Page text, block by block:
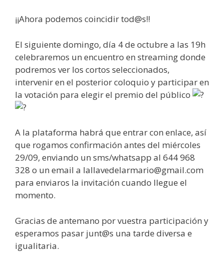
¡¡Ahora podemos coincidir tod@s!!
El siguiente domingo, día 4 de octubre a las 19h
celebraremos un encuentro en streaming donde
podremos ver los cortos seleccionados,
intervenir en el posterior coloquio y participar en
la votación para elegir el premio del público
A la plataforma habrá que entrar con enlace, así
que rogamos confirmación antes del miércoles
29/09, enviando un sms/whatsapp al 644 968
328 o un email a lallavedelarmario@gmail.com
para enviaros la invitación cuando llegue el
momento.
Gracias de antemano por vuestra participación y
esperamos pasar junt@s una tarde diversa e
igualitaria.